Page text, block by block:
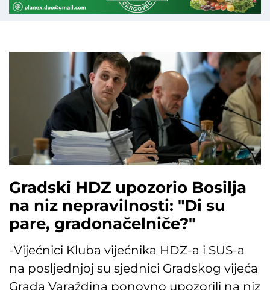
Gradski HDZ upozorio Bosilja
na niz nepravilnosti: "Di su
pare, gradonačelniče?"
-Vijećnici Kluba vijećnika HDZ-a i SUS-a
na posljednjoj su sjednici Gradskog vijeća
Grada Varaždina ponovno upozorili na niz